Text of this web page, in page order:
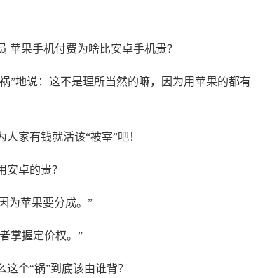
”地说：这不是理所当然的嘛，因为用苹果的都有
家有钱就活该“被宰”吧！
卓的贵？
为苹果要分成。”
掌握定价权。”
个“锅”到底该由谁背？